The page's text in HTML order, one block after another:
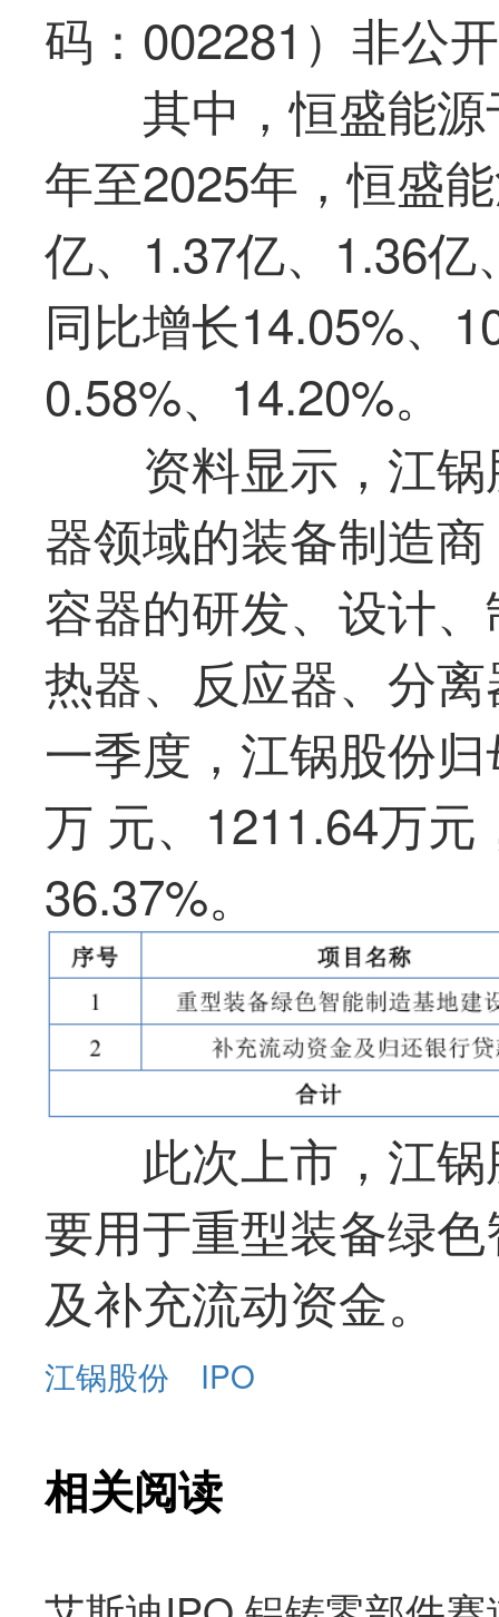
码：002281）非公
其中，恒盛能
年至2025年，恒盛
亿、1.37亿、1.36
同比增长14.05%、
0.58%、14.20%。
资料显示，江
器领域的装备制造
容器的研发、设计
热器、反应器、分
一季度，江锅股份
万 元、1211.64万
36.37%。
此次上市，江
要用于重型装备绿
及补充流动资金。
江锅股份 IPO
相关阅读